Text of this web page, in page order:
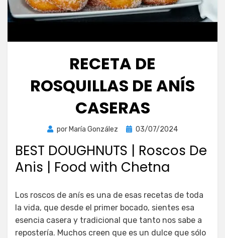
RECETA DE
ROSQUILLAS DE ANÍS
CASERAS
por María González
Publicada
03/07/2024
BEST DOUGHNUTS | Roscos De
Anis | Food with Chetna
Los roscos de anís es una de esas recetas de toda
la vida, que desde el primer bocado, sientes esa
esencia casera y tradicional que tanto nos sabe a
repostería. Muchos creen que es un dulce que sólo